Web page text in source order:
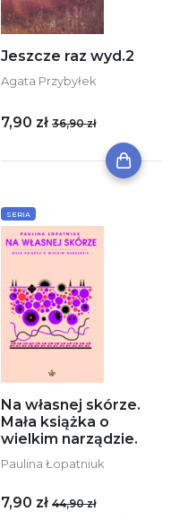
Jeszcze raz wyd.2
Agata Przybyłek
7,90 zł 36,90 zł
SERIA
Na własnej skórze.
Mała książka o
wielkim narządzie.
Paulina Łopatniuk
7,90 zł 44,90 zł